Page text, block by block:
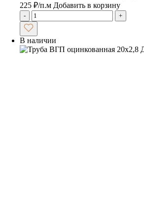
225 ₽/п.м Добавить в корзину
- +
В наличии